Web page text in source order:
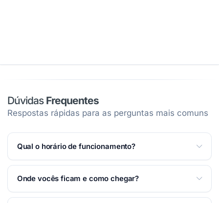
Dúvidas Frequentes
Respostas rápidas para as perguntas mais comuns
Qual o horário de funcionamento?
Atendemos Segunda a Sexta das 08:00 às 18:00.
Ver
Onde vocês ficam e como chegar?